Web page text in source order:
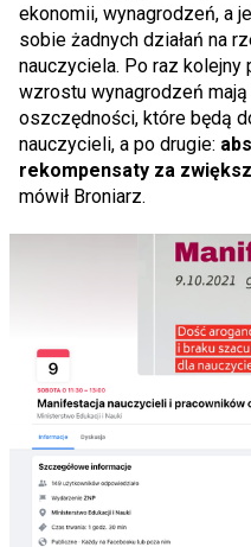
ekonomii, wynagrodzeń, a
sobie żadnych działań na
nauczyciela. Po raz
wzrostu wynagrodzeń
oszczędności, które będą
nauczycieli, a po drugie:
rekompensaty za
mówił Broniarz.